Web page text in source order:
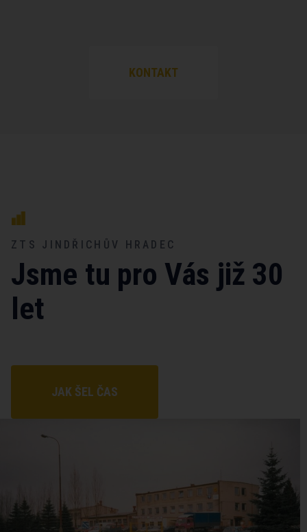
KONTAKT
ZTS JINDŘICHŮV HRADEC
Jsme tu pro Vás již 30
let
JAK ŠEL ČAS